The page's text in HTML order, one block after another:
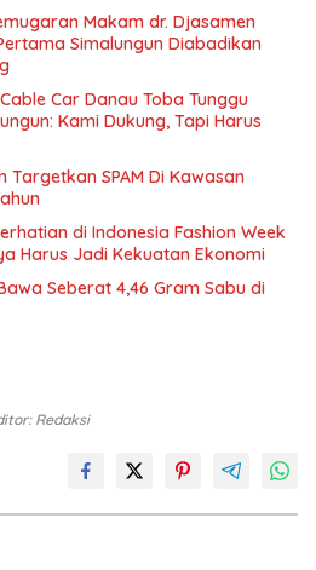
Makam dr. Djasamen
Simalungun Diabadikan
Car Danau Toba Tunggu
Kami Dukung, Tapi Harus
SPAM Di Kawasan
di Indonesia Fashion Week
Harus Jadi Kekuatan Ekonomi
Seberat 4,46 Gram Sabu di
Redaksi